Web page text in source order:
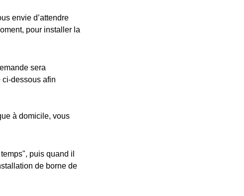
envie d’attendre
pour installer la
sera
dessous afin
à domicile, vous
puis quand il
de borne de